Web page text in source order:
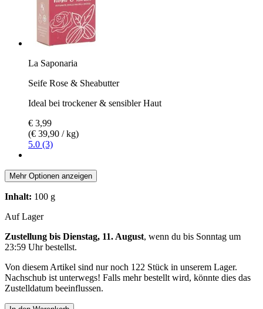
La Saponaria
Seife Rose & Sheabutter
Ideal bei trockener & sensibler Haut
€ 3,99
(€ 39,90 / kg)
5.0 (3)
Mehr Optionen anzeigen
Inhalt: 100 g
Auf Lager
Zustellung bis Dienstag, 11. August, wenn du bis Sonntag um
23:59 Uhrbestellst.
Von diesem Artikel sind nur noch 122 Stück in unserem Lager.
Nachschub ist unterwegs! Falls mehr bestellt wird, könnte dies das
Zustelldatum beeinflussen.